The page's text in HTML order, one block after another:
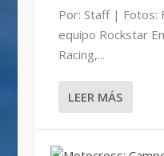
Por: Staff | Fotos:
equipo Rockstar
Racing,...
LEER MÁS